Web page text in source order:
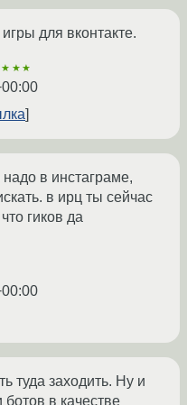
для вконтакте.
в инстаграме,
в ирц ты сейчас
гиков да
туда заходить. Ну и
в качестве